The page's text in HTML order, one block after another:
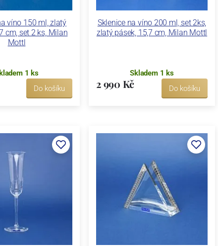
víno 150 ml, zlatý
cm, set 2 ks, Milan
Mottl
1 ks
Do košíku
Sklenice na víno 200 ml, set 2ks,
zlatý pásek, 15,7 cm, Milan Mottl
Skladem 1 ks
2 990 Kč Do košíku